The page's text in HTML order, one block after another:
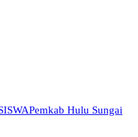
Pemkab Hulu Sungai